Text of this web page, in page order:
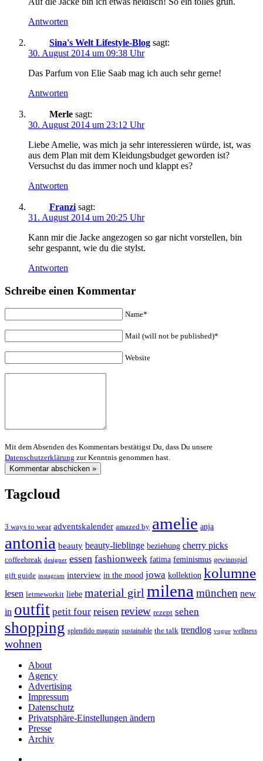
Antworten
Sina's Welt Lifestyle-Blog sagt:
30. August 2014 um 09:38 Uhr
Das Parfum von Elie Saab mag ich auch sehr gerne!
Antworten
Merle sagt:
30. August 2014 um 23:12 Uhr
Liebe Amelie, was mich ja sehr interessieren würde, ist, was
aus dem Plan mit dem Kleidungsbudget geworden ist?
Versuchst du das immer noch und klappt es?
Antworten
Franzi sagt:
31. August 2014 um 20:25 Uhr
Kann mir die Jacke angezogen so gar nicht vorstellen, bin
sehr gespannt, wie du die stylst.
Antworten
Schreibe einen Kommentar
Name*
Mail (will not be published)*
Website
Mit dem Absenden des Kommentars bestätigst Du, dass Du unsere
Datenschutzerklärung zur Kenntnis genommen hast.
Tagcloud
3 ways to wear adventskalender amazed by amelie anja
antonia beauty beauty-lieblinge beziehung cherry picks
coffeebreak designer essen fashionweek fatima feminismus gewinnspiel
gift guide instagram interview in the mood jowa kollektion kolumne
lesen letmeworkit liebe material girl milena münchen new
in outfit petit four reisen review rezept sehen
shopping splendido magazin sustainable the talk trendlog vogue wellness
wohnen
About
Agency
Advertising
Impressum
Datenschutz
Privatsphäre-Einstellungen ändern
Presse
Archiv